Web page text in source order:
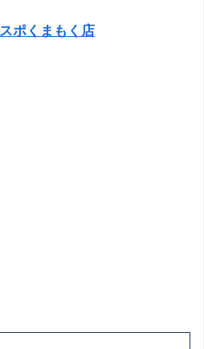
ポくまもく店